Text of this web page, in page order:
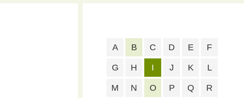
A B C D E F
G H I J K L
M N O P Q R